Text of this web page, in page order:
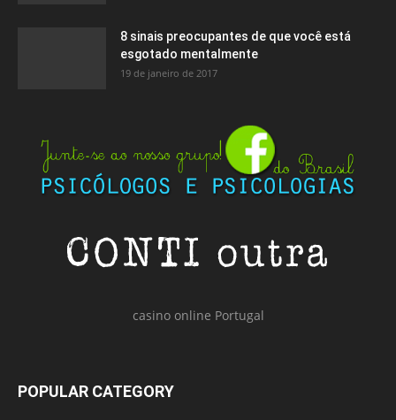
8 sinais preocupantes de que você está
esgotado mentalmente
19 de janeiro de 2017
casino online Portugal
POPULAR CATEGORY